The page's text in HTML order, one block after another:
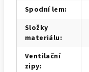
Spodní lem:
Složky
materiálu:
Ventilační
zipy: